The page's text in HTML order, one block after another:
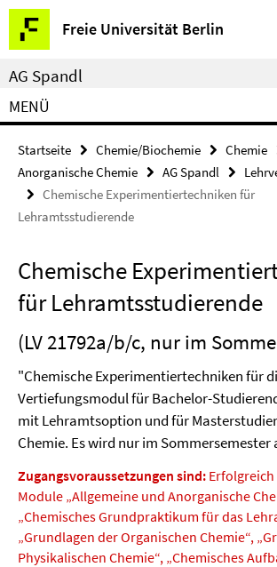
Springe
direkt
zu
Inhalt
Freie Universität Berlin
Service-
Navigation
AG Spandl
MENÜ
Startseite Chemie/Biochemie Chemie
Anorganische Chemie
AG Spandl
Chemische Experimentiertechniken für
Lehramtsstudierende
Chemische
für Lehramtsstudierende
(LV 21792a/b/c, nur im
"Chemische Experimentiertechniken für
Vertiefungsmodul für Bachelor-
mit Lehramtsoption und für
Chemie. Es wird nur im Sommersemester
Zugangsvoraussetzungen sind:
Module „Allgemeine und Anorganische
„Chemisches Grundpraktikum für das
„Grundlagen der Organischen Chemie“,
Physikalischen Chemie“, „Chemisches